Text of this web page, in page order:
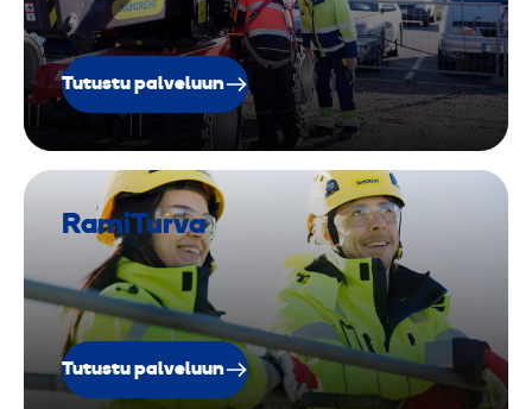
Tutustu palveluun
RamiTurva
Tutustu palveluun